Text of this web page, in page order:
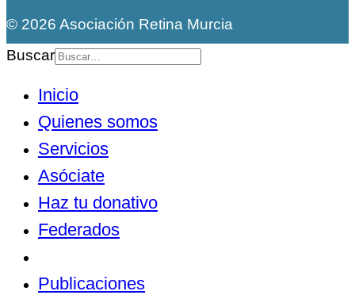
© 2026 Asociación Retina Murcia
Buscar
Inicio
Quienes somos
Servicios
Asóciate
Haz tu donativo
Federados
Publicaciones